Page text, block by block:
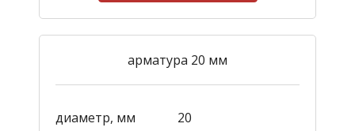
арматура 20 мм
диаметр, мм
20